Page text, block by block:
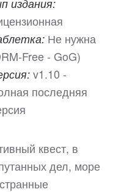
издания:
Не нужна
Free - GoG)
v1.10 -
последняя
квест, в
дел, море